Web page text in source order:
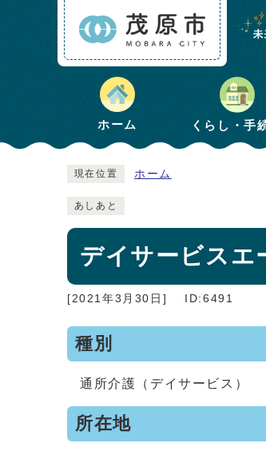
ホーム くらし・手
現在位置 ホーム
あしあと
デイサービスエ
[2021年3月30日] ID:6491
種別
通所介護（デイサービス）
所在地